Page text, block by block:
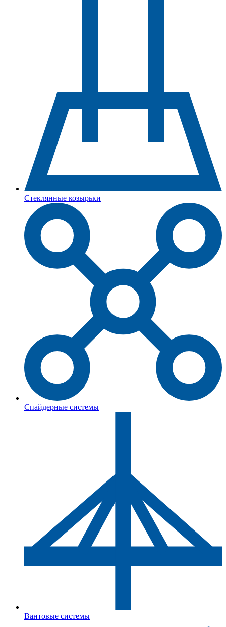
Стеклянные козырьки
Спайдерные системы
Вантовые системы